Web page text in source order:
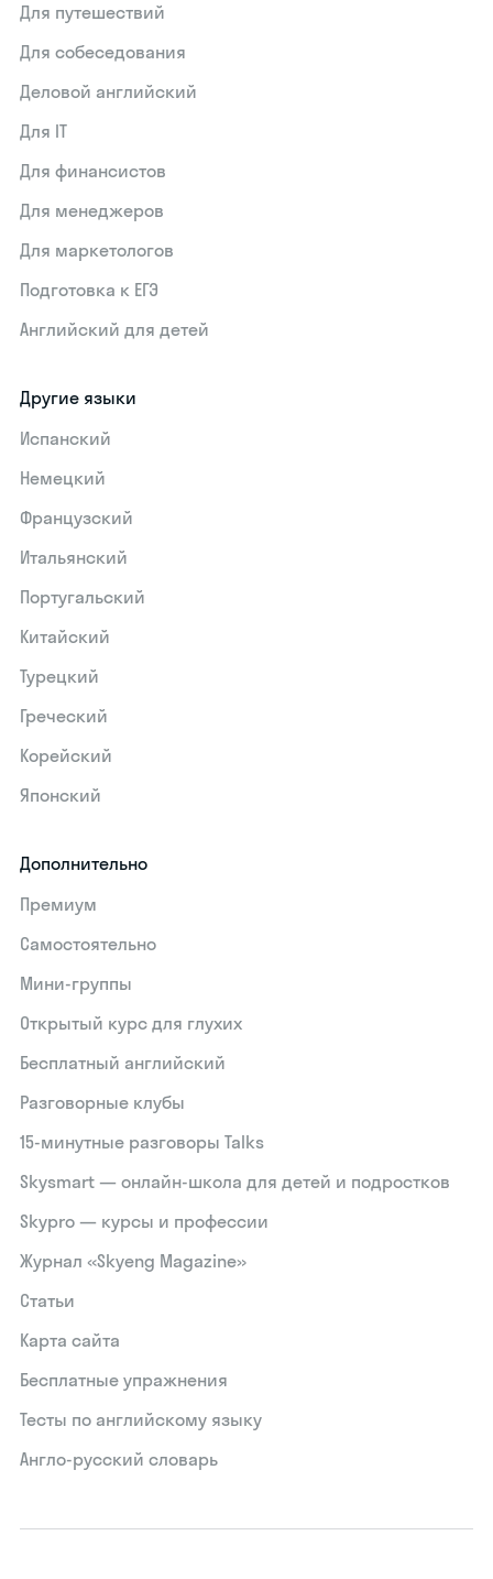
Для путешествий
Для собеседования
Деловой английский
Для IT
Для финансистов
Для менеджеров
Для маркетологов
Подготовка к ЕГЭ
Английский для детей
Другие языки
Испанский
Немецкий
Французский
Итальянский
Португальский
Китайский
Турецкий
Греческий
Корейский
Японский
Дополнительно
Премиум
Самостоятельно
Мини-группы
Открытый курс для глухих
Бесплатный английский
Разговорные клубы
15‑минутные разговоры Talks
Skysmart — онлайн-школа для детей и подростков
Skypro — курсы и профессии
Журнал «Skyeng Magazine»
Статьи
Карта сайта
Бесплатные упражнения
Тесты по английскому языку
Англо-русский словарь